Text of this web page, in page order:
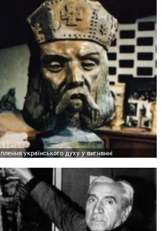
українського духу у вигнанні